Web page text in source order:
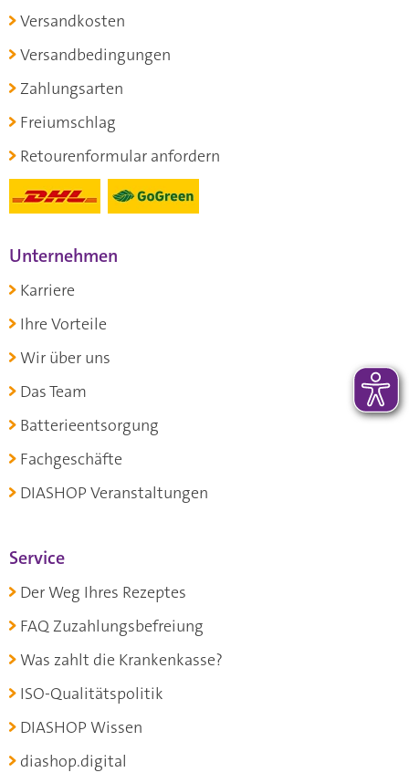
Versandkosten
Versandbedingungen
Zahlungsarten
Freiumschlag
Retourenformular anfordern
Unternehmen
Karriere
Ihre Vorteile
Wir über uns
Das Team
Batterieentsorgung
Fachgeschäfte
DIASHOP Veranstaltungen
Service
Der Weg Ihres Rezeptes
FAQ Zuzahlungsbefreiung
Was zahlt die Krankenkasse?
ISO-Qualitätspolitik
DIASHOP Wissen
diashop.digital